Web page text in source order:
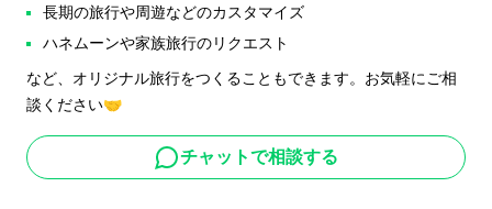
長期の旅行や周遊などのカスタマイズ
ハネムーンや家族旅行のリクエスト
など、オリジナル旅行をつくることもできます。お気軽にご相
談ください🤝
チャットで相談する